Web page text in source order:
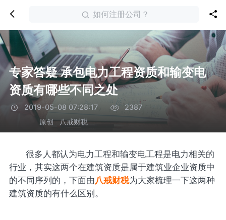
如何注册公司？
专家答疑 承包电力工程资质和输变电
资质有哪些不同之处
2019-05-08 07:28:17
2387
原创
八戒财税
很多人都认为电力工程和输变电工程是电力相关的
行业，其实这两个在建筑资质是属于建筑业企业资质中
的不同序列的，下面由八戒财税为大家梳理一下这两种
建筑资质的有什么区别。